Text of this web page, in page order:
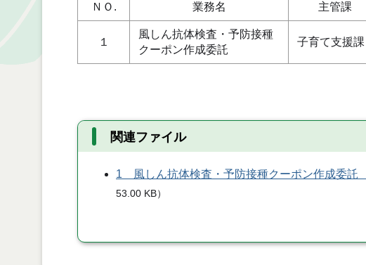
ＮＯ. 業務名 主管課
１
風しん抗体検査・予防接種
クーポン作成委託
子育て支援課
関連ファイル
1 風しん抗体検査・予防接種クーポン作成委
53.00 KB）